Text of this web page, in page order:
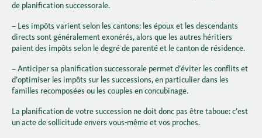
de planification successorale.
– Les impôts varient selon les cantons: les époux et les descendants
directs sont généralement exonérés, alors que les autres héritiers
paient des impôts selon le degré de parenté et le canton de résidence.
– Anticiper sa planification successorale permet d’éviter les conflits et
d’optimiser les impôts sur les successions, en particulier dans les
familles recomposées ou les couples en concubinage.
La planification de votre succession ne doit donc pas être taboue: c’est
un acte de sollicitude envers vous-même et vos proches.